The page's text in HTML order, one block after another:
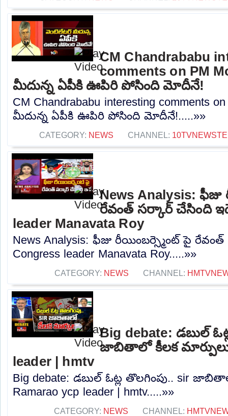
CM Chandrababu
comments on PM
మీదున్న ఏపీకి ఊపిరి పోసింది మోదీనే!
CM Chandrababu interesting comments
మీదున్న ఏపీకి ఊపిరి పోసింది మోదీనే!.....»»
CATEGORY: NEWS CHANNEL:
News Analysis:
రేవంత్ సర్కార్ చేసింది
leader Manavata Roy
News Analysis: ఫీజు రీయింబర్స్మెంట్ పై
Congress leader Manavata Roy.....»»
CATEGORY: NEWS CHANNEL:
Big debate: డబుల్
జాబితాలో కీలక
leader | hmtv
Big debate: డబుల్ ఓట్ల తొలగింపు.. sir
Ramarao ycp leader | hmtv.....»»
CATEGORY: NEWS CHANNEL: